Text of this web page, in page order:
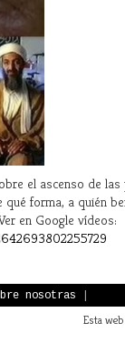
el ascenso de
forma, a quién
en Google vídeos:
nosotras
Esta